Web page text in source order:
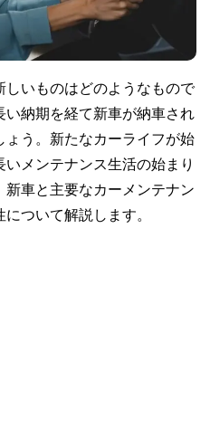
いものはどのようなもので
納期を経て新車が納車され
ょう。新たなカーライフが始
メンテナンス生活の始まり
車と主要なカーメンテナン
ついて解説します。